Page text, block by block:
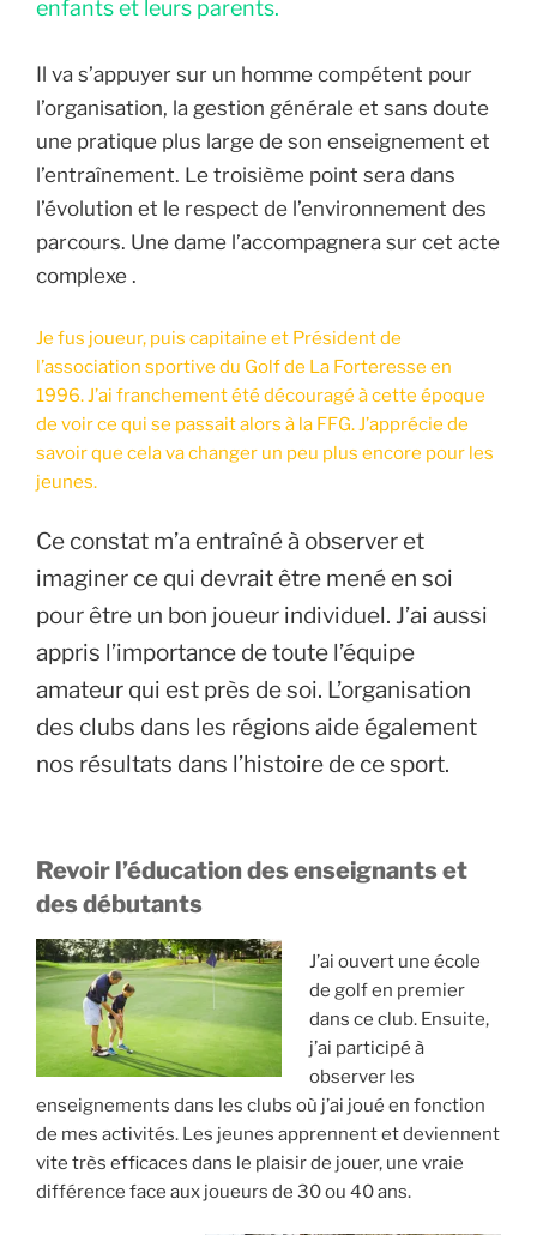
enfants et leurs parents.
Il va s’appuyer sur un homme compétent pour
l’organisation, la gestion générale et sans doute
une pratique plus large de son enseignement et
l’entraînement. Le troisième point sera dans
l’évolution et le respect de l’environnement des
parcours. Une dame l’accompagnera sur cet acte
complexe .
Je fus joueur, puis capitaine et Président de
l’association sportive du Golf de La Forteresse en
1996. J’ai franchement été découragé à cette époque
de voir ce qui se passait alors à la FFG. J’apprécie de
savoir que cela va changer un peu plus encore pour les
jeunes.
Ce constat m’a entraîné à observer et
imaginer ce qui devrait être mené en soi
pour être un bon joueur individuel. J’ai aussi
appris l’importance de toute l’équipe
amateur qui est près de soi. L’organisation
des clubs dans les régions aide également
nos résultats dans l’histoire de ce sport.
Revoir l’éducation des enseignants et
des débutants
J’ai ouvert une école
de golf en premier
dans ce club. Ensuite,
j’ai participé à
observer les
enseignements dans les clubs où j’ai joué en fonction
de mes activités. Les jeunes apprennent et deviennent
vite très efficaces dans le plaisir de jouer, une vraie
différence face aux joueurs de 30 ou 40 ans.